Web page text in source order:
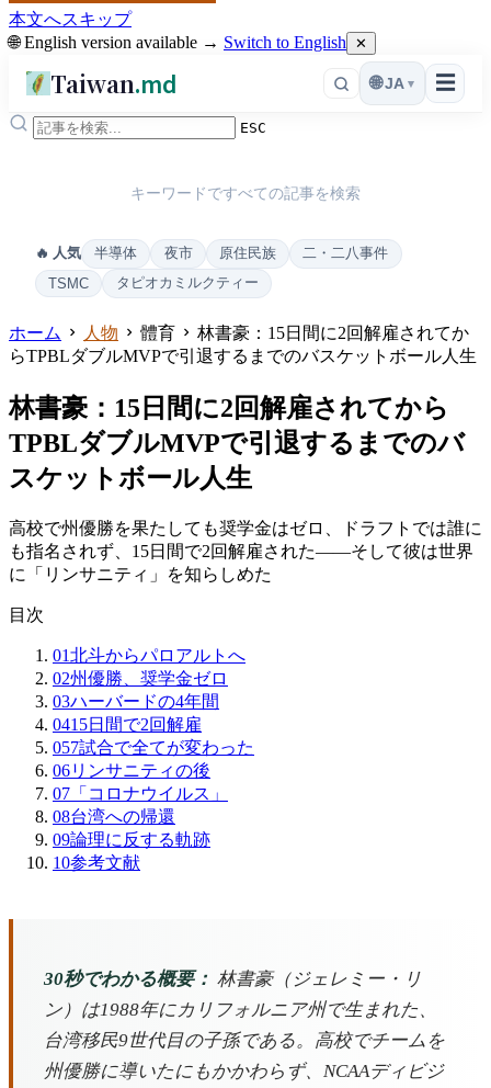
本文へスキップ
🌐 English version available → Switch to English ✕
Taiwan.md ☰
🌐 JA ▾
ESC
キーワードですべての記事を検索
🔥 人気 半導体 夜市 原住民族
二・二八事件
TSMC
タピオカミルクティー
ホーム 人物 體育
林書豪：15日間に2回解雇されてか
らTPBLダブルMVPで引退するまでのバスケットボール人生
林書豪：15日間に2回解雇されてから
TPBLダブルMVPで引退するまでのバ
スケットボール人生
高校で州優勝を果たしても奨学金はゼロ、ドラフトでは誰に
も指名されず、15日間で2回解雇された——そして彼は世界
に「リンサニティ」を知らしめた
目次
01北斗からパロアルトへ
02州優勝、奨学金ゼロ
03ハーバードの4年間
0415日間で2回解雇
057試合で全てが変わった
06リンサニティの後
07 「コロナウイルス」
08台湾への帰還
09論理に反する軌跡
10参考文献
30秒でわかる概要： 林書豪（ジェレミー・リ
ン）は1988年にカリフォルニア州で生まれた、
台湾移民9世代目の子孫である。高校でチームを
州優勝に導いたにもかかわらず、NCAAディビジ